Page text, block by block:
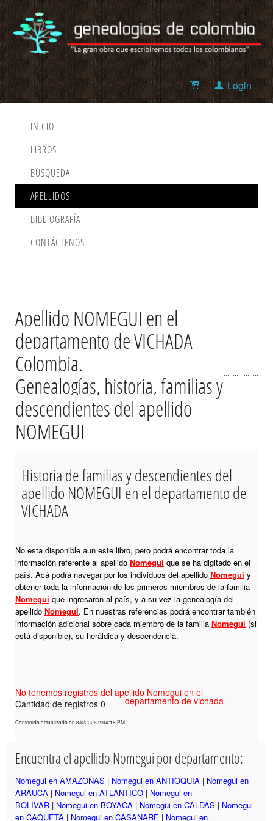
Login
INICIO
LIBROS
BÚSQUEDA
APELLIDOS
BIBLIOGRAFÍA
CONTÁCTENOS
Apellido NOMEGUI en el
departamento de VICHADA
Colombia.
Genealogías, historia, familias y
descendientes del apellido
NOMEGUI
Historia de familias y descendientes del
apellido NOMEGUI en el departamento de
VICHADA
No esta disponible aun este libro, pero podrá encontrar toda la
información referente al apellido Nomegui que se ha digitado en el
país. Acá podrá navegar por los individuos del apellido Nomegui y
obtener toda la información de los primeros miembros de la familia
Nomegui que ingresaron al país, y a su vez la genealogía del
apellido Nomegui. En nuestras referencias podrá encontrar también
información adicional sobre cada miembro de la familia Nomegui (si
está disponible), su heráldica y descendencia.
No tenemos registros del apellido Nomegui en el
departamento de vichada
Cantidad de registros 0
Contenido actualizado en 8/6/2026 2:04:18 PM
Encuentra el apellido Nomegui por departamento:
Nomegui en AMAZONAS | Nomegui en ANTIOQUIA | Nomegui en
ARAUCA | Nomegui en ATLANTICO | Nomegui en
BOLIVAR | Nomegui en BOYACA | Nomegui en CALDAS | Nomegui
en CAQUETA | Nomegui en CASANARE | Nomegui en